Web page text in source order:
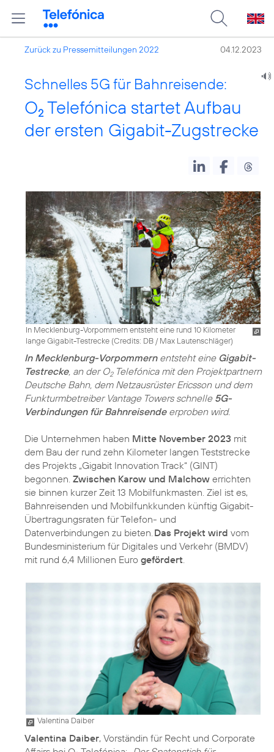
Zurück zu Pressemitteilungen 2022 04.12.2023
Schnelles 5G für Bahnreisende:
O2 Telefónica startet Aufbau
der ersten Gigabit-Zugstrecke
In Mecklenburg-Vorpommern entsteht eine rund 10 Kilometer
lange Gigabit-Testrecke (Credits: DB / Max Lautenschläger)
In Mecklenburg-Vorpommernentsteht eine Gigabit-
Testrecke, an der O2Telefónica mit den Projektpartnern
Deutsche Bahn, dem Netzausrüster Ericsson und dem
Funkturmbetreiber Vantage Towers schnelle 5G-
Verbindungen für Bahnreisendeerproben wird.
Die Unternehmen haben Mitte November 2023 mit
dem Bau der rund zehn Kilometer langen Teststrecke
des Projekts „Gigabit Innovation Track“ (GINT)
begonnen. Zwischen Karow und Malchow errichten
sie binnen kurzer Zeit 13 Mobilfunkmasten. Ziel ist es,
Bahnreisenden und Mobilfunkkunden künftig Gigabit-
Übertragungsraten für Telefon- und
Datenverbindungen zu bieten. Das Projekt wird vom
Bundesministerium für Digitales und Verkehr (BMDV)
mit rund 6,4 Millionen Euro gefördert
Valentina Daiber
Valentina Daiber, Vorständin für Recht und Corporate